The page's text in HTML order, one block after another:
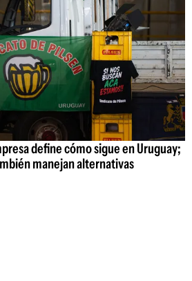
define cómo sigue en Uruguay;
manejan alternativas